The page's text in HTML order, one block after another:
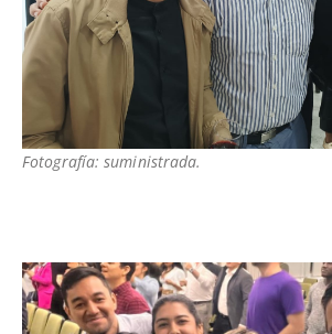
Fotografía: suministrada.